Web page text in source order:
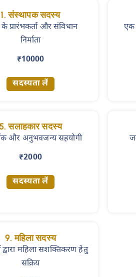
1. संस्थापक सदस्य
प्रारंभकर्ता और संविधान
निर्माता
₹10000
सदस्यता लें
एक
सलाहकार सदस्य
और अनुभवजन्य सहयोगी
₹2000
सदस्यता लें
9. महिला सदस्य
महिला सशक्तिकरण हेतु
सक्रिय